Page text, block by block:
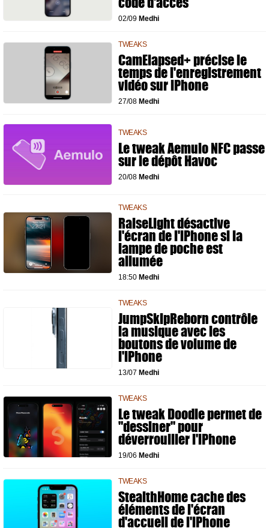
02/09 Medhi
TWEAKS
CamElapsed+ précise le
temps de l'enregistrement
vidéo sur iPhone
27/08 Medhi
TWEAKS
Le tweak Aemulo NFC passe
sur le dépôt Havoc
20/08 Medhi
TWEAKS
RaiseLight désactive
l'écran de l'iPhone si la
lampe de poche est
allumée
18:50 Medhi
TWEAKS
JumpSkipReborn contrôle
la musique avec les
boutons de volume de
l'iPhone
13/07 Medhi
TWEAKS
Le tweak Doodle permet de
"dessiner" pour
déverrouiller l'iPhone
19/06 Medhi
TWEAKS
StealthHome cache des
éléments de l'écran
d'accueil de l'iPhone